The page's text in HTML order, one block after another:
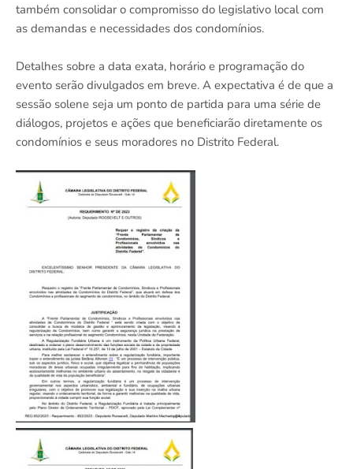
também consolidar o compromisso do legislativo local com
as demandas e necessidades dos condomínios.
Detalhes sobre a data exata, horário e programação do
evento serão divulgados em breve. A expectativa é de que a
sessão solene seja um ponto de partida para uma série de
diálogos, projetos e ações que beneficiarão diretamente os
condomínios e seus moradores no Distrito Federal.